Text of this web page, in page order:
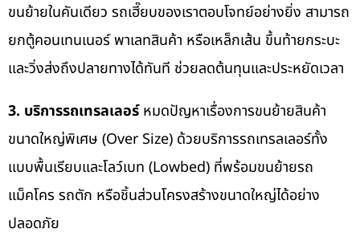
ขนย้ายในคันเดียว รถเฮี๊ยบของเราตอบโจทย์อย่างยิ่ง สามารถ
ยกตู้คอนเทนเนอร์ พาเลทสินค้า หรือเหล็กเส้น ขึ้นท้ายกระบะ
และวิ่งส่งถึงปลายทางได้ทันที ช่วยลดต้นทุนและประหยัดเวลา
3. บริการรถเทรลเลอร์หมดปัญหาเรื่องการขนย้ายสินค้า
ขนาดใหญ่พิเศษ (Over Size) ด้วยบริการรถเทรลเลอร์ทั้ง
แบบพื้นเรียบและโลว์เบท (Lowbed) ที่พร้อมขนย้ายรถ
แม็คโคร รถตัก หรือชิ้นส่วนโครงสร้างขนาดใหญ่ได้อย่าง
ปลอดภัย